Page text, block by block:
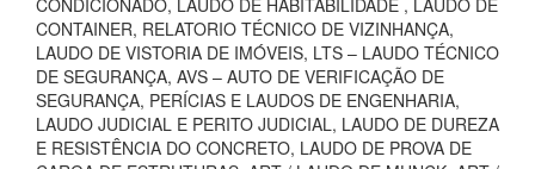
CONDICIONADO, LAUDO DE HABITABILIDADE , LAUDO DE
CONTAINER, RELATORIO TÉCNICO DE VIZINHANÇA,
LAUDO DE VISTORIA DE IMÓVEIS, LTS – LAUDO TÉCNICO
DE SEGURANÇA, AVS – AUTO DE VERIFICAÇÃO DE
SEGURANÇA, PERÍCIAS E LAUDOS DE ENGENHARIA,
LAUDO JUDICIAL E PERITO JUDICIAL, LAUDO DE DUREZA
E RESISTÊNCIA DO CONCRETO, LAUDO DE PROVA DE